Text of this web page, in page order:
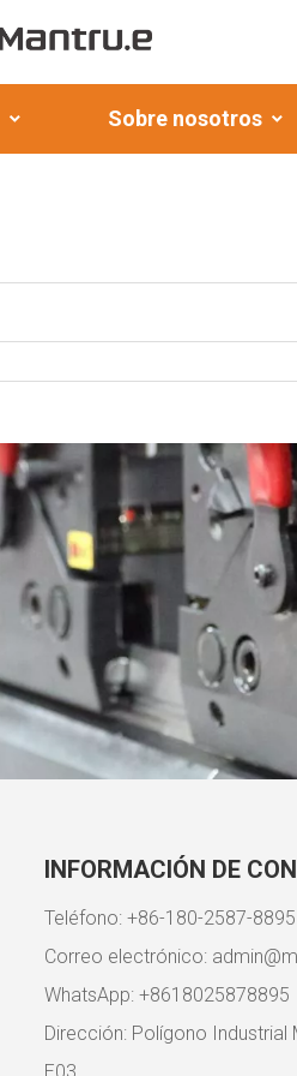
Sobre nosotros
INFORMACIÓN DE
Teléfono: +86-180-2587-8895
Correo electrónico:
WhatsApp: +8618025878895
Dirección: Polígono Industrial